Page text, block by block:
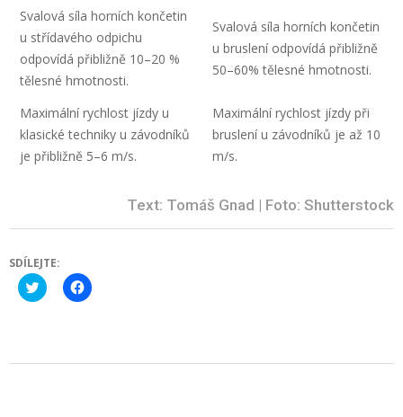
Svalová síla horních končetin
u střídavého odpichu
odpovídá přibližně 10–20 %
tělesné hmotnosti.
Svalová síla horních končetin
u bruslení odpovídá přibližně
50–60% tělesné hmotnosti.
Maximální rychlost jízdy u
klasické techniky u závodníků
je přibližně 5–6 m/s.
Maximální rychlost jízdy při
bruslení u závodníků je až 10
m/s.
Text: Tomáš Gnad | Foto: Shutterstock
SDÍLEJTE:
Click
to
new
Click
to
new